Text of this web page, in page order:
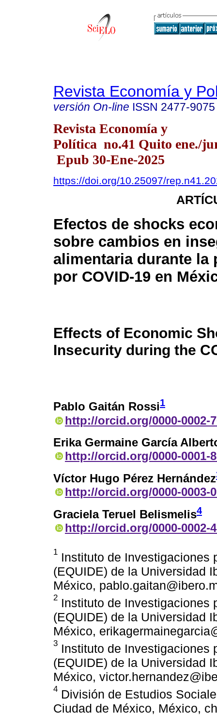
Revista Economía y
versión On-line ISSN 2477-9075
Revista Economía y
Política no.41 Quito ene./
Epub 30-Ene-2025
https://doi.org/10.25097/
Efectos de shocks
sobre cambios en
alimentaria durante la
por COVID-19 en
Effects of Economic
Insecurity during the
Pablo Gaitán Rossi1
http://orcid.org/0000-0002-
Erika Germaine García
http://orcid.org/0000-0001-
Víctor Hugo Pérez Hernández
http://orcid.org/0000-0003-
Graciela Teruel Belismelis4
http://orcid.org/0000-0002-
1 Instituto de Investigaciones
(EQUIDE) de la Universidad
México,
2 Instituto de Investigaciones
(EQUIDE) de la Universidad
México,
3 Instituto de Investigaciones
(EQUIDE) de la Universidad
México,
4 División de Estudios
Ciudad de México, México,